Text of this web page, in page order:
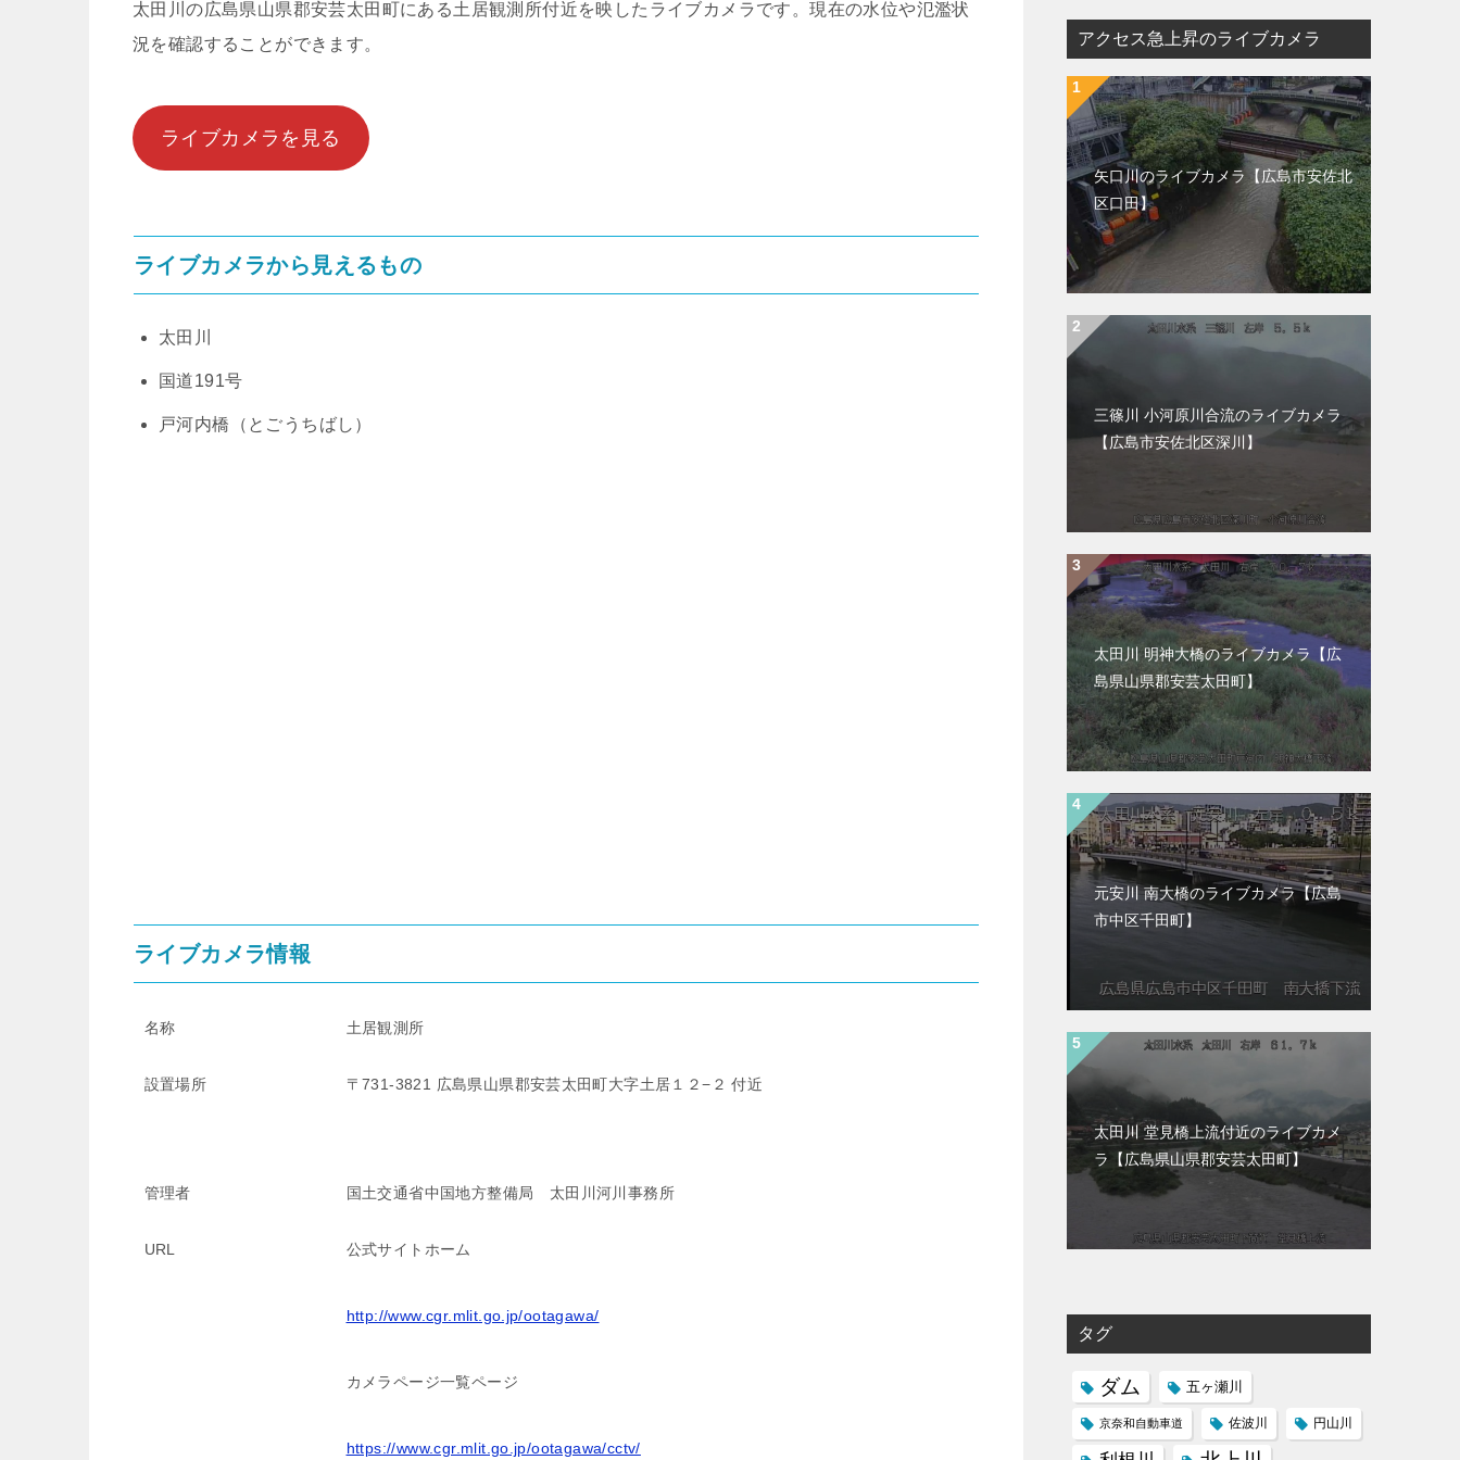
太田川の広島県山県郡安芸太田町にある土居観測所付近を映したライブカメラです。現在の水位や氾濫状
況を確認することができます。
ライブカメラを見る
ライブカメラから見えるもの
太田川
国道191号
戸河内橋（とごうちばし）
ライブカメラ情報
名称 土居観測所
設置場所 〒731-3821 広島県山県郡安芸太田町大字土居１２−２ 付近
管理者 国土交通省中国地方整備局 太田川河川事務所
URL 公式サイトホーム
http://www.cgr.mlit.go.jp/ootagawa/
カメラページ一覧ページ
https://www.cgr.mlit.go.jp/ootagawa/cctv/
アクセス急上昇のライブカメラ
矢口川のライブカメラ【広島市安佐北
区口田】
三篠川 小河原川合流のライブカメラ
【広島市安佐北区深川】
太田川 明神大橋のライブカメラ【広
島県山県郡安芸太田町】
元安川 南大橋のライブカメラ【広島
市中区千田町】
太田川 堂見橋上流付近のライブカメ
ラ【広島県山県郡安芸太田町】
タグ
ダム 五ヶ瀬川
京奈和自動車道 佐波川 円山川